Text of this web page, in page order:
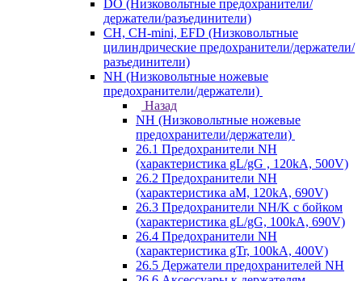
DO (Низковольтные предохранители/
держатели/разъединители)
CH, CH-mini, EFD (Низковольтные
цилиндрические предохранители/держатели/
разъединители)
NH (Низковольтные ножевые
предохранители/держатели)
Назад
NH (Низковольтные ножевые
предохранители/держатели)
26.1 Предохранители NH
(характеристика gL/gG , 120kA, 500V)
26.2 Предохранители NH
(характеристика aM, 120kA, 690V)
26.3 Предохранители NH/K с бойком
(характеристика gL/gG, 100kA, 690V)
26.4 Предохранители NH
(характеристика gTr, 100kA, 400V)
26.5 Держатели предохранителей NH